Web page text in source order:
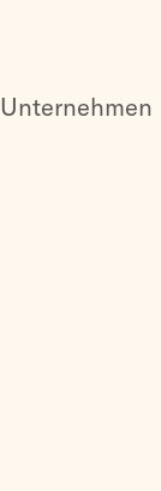
Unternehmen